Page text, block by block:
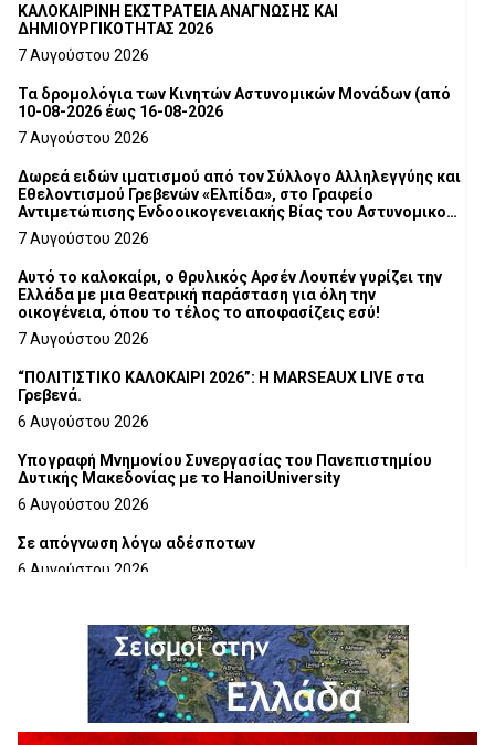
ΚΑΛΟΚΑΙΡΙΝΗ ΕΚΣΤΡΑΤΕΙΑ ΑΝΑΓΝΩΣΗΣ ΚΑΙ
ΔΗΜΙΟΥΡΓΙΚΟΤΗΤΑΣ 2026
7 Αυγούστου 2026
Τα δρομολόγια των Κινητών Αστυνομικών Μονάδων (από
10-08-2026 έως 16-08-2026
7 Αυγούστου 2026
Δωρεά ειδών ιματισμού από τον Σύλλογο Αλληλεγγύης και
Εθελοντισμού Γρεβενών «Ελπίδα», στο Γραφείο
Αντιμετώπισης Ενδοοικογενειακής Βίας του Αστυνομικού
Τμήματος Γρεβενών
7 Αυγούστου 2026
Αυτό το καλοκαίρι, ο θρυλικός Αρσέν Λουπέν γυρίζει την
Ελλάδα με μια θεατρική παράσταση για όλη την
οικογένεια, όπου το τέλος το αποφασίζεις εσύ!
7 Αυγούστου 2026
“ΠΟΛΙΤΙΣΤΙΚΟ ΚΑΛΟΚΑΙΡΙ 2026”: Η MARSEAUX LIVE στα
Γρεβενά.
6 Αυγούστου 2026
Υπογραφή Μνημονίου Συνεργασίας του Πανεπιστημίου
Δυτικής Μακεδονίας με το HanoiUniversity
6 Αυγούστου 2026
Σε απόγνωση λόγω αδέσποτων
6 Αυγούστου 2026
6 Αυγούστου 2026
Ολοκληρώνεται η ασφαλτόστρωση της οδού Περιβόλι –
6 Αυγούστου 2026